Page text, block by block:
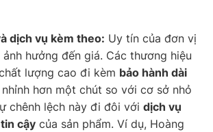
dịch vụ kèm theo: Uy tín của đơn vị
hưởng đến giá. Các thương hiệu
lượng cao đi kèm bảo hành dài
hơn một chút so với cơ sở nhỏ
chênh lệch này đi đôi với dịch vụ
cậy của sản phẩm. Ví dụ, Hoàng